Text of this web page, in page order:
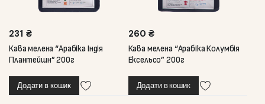
231 ₴
Кава мелена “Арабіка Індія
Плантейшн” 200г
Додати в кошик
260₴
Кава мелена “Арабіка Колумбія
Ексельсо” 200г
Додати в кошик